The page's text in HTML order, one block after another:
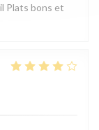
Plats bons et